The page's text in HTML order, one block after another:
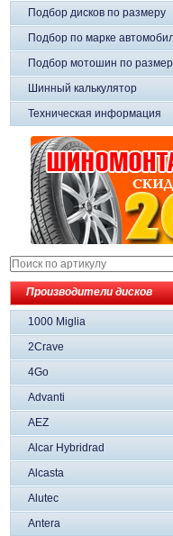
Подбор дисков по размеру
Подбор по марке
Подбор мотошин по
Шинный калькулятор
Техническая информация
Производители дисков
1000 Miglia
2Crave
4Go
Advanti
AEZ
Alcar Hybridrad
Alcasta
Alutec
Antera